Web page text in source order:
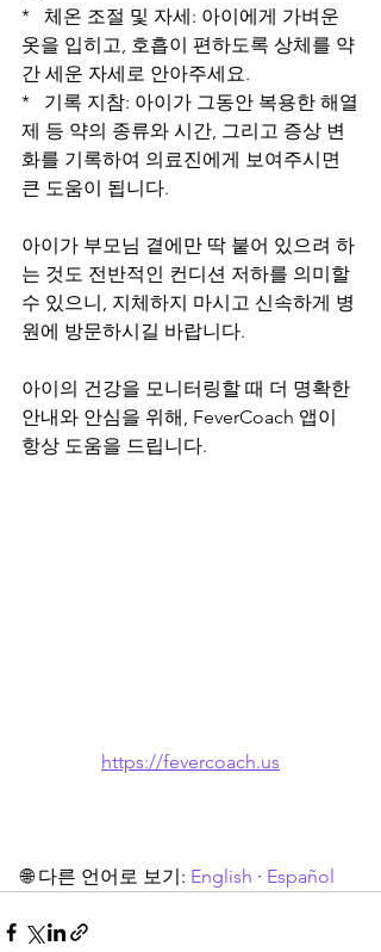
*   체온 조절 및 자세: 아이에게 가벼운
옷을 입히고, 호흡이 편하도록 상체를 약
간 세운 자세로 안아주세요.
*   기록 지참: 아이가 그동안 복용한 해열
제 등 약의 종류와 시간, 그리고 증상 변
화를 기록하여 의료진에게 보여주시면
큰 도움이 됩니다.
아이가 부모님 곁에만 딱 붙어 있으려 하
는 것도 전반적인 컨디션 저하를 의미할
수 있으니, 지체하지 마시고 신속하게 병
원에 방문하시길 바랍니다.
아이의 건강을 모니터링할 때 더 명확한
안내와 안심을 위해, FeverCoach 앱이
항상 도움을 드립니다.
https://fevercoach.us
🌐 다른 언어로 보기: English · Español